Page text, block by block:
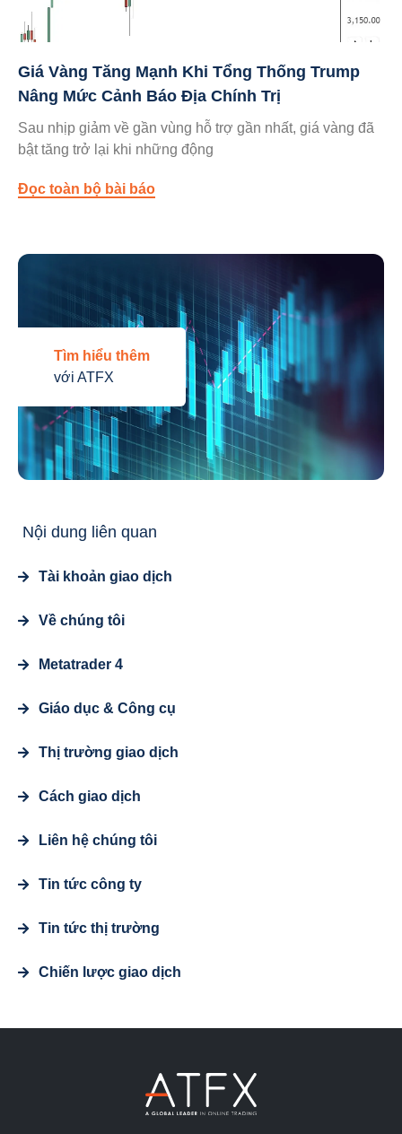
Giá Vàng Tăng Mạnh Khi Tổng Thống Trump
Nâng Mức Cảnh Báo Địa Chính Trị
Sau nhịp giảm về gần vùng hỗ trợ gần nhất, giá vàng đã
bật tăng trở lại khi những động
Đọc toàn bộ bài báo
Tìm hiểu thêm
với ATFX
Nội dung liên quan
Tài khoản giao dịch
Về chúng tôi
Metatrader 4
Giáo dục & Công cụ
Thị trường giao dịch
Cách giao dịch
Liên hệ chúng tôi
Tin tức công ty
Tin tức thị trường
Chiến lược giao dịch